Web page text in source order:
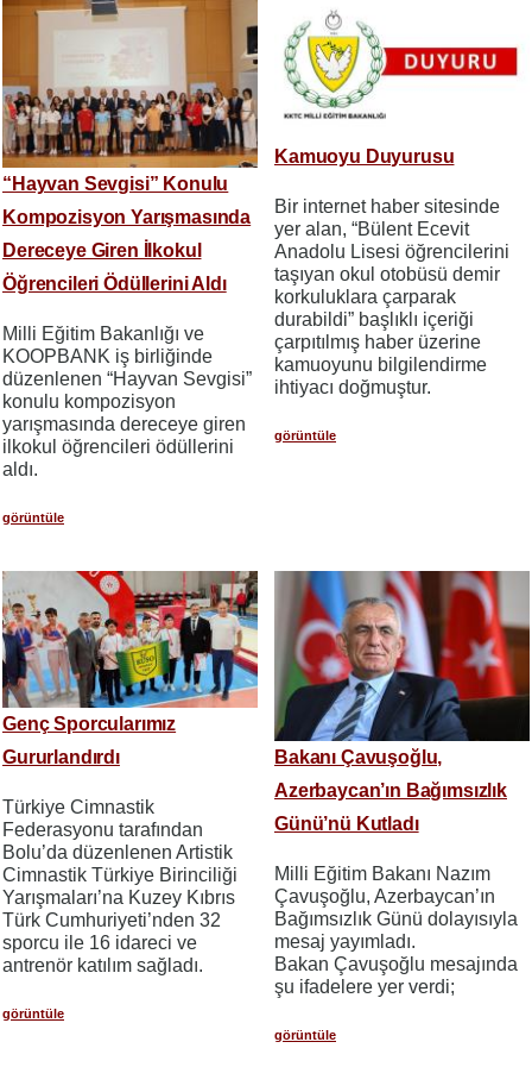
“Hayvan Sevgisi” Konulu
Kompozisyon Yarışmasında
Dereceye Giren İlkokul
Öğrencileri Ödüllerini Aldı
Milli Eğitim Bakanlığı ve
KOOPBANK iş birliğinde
düzenlenen “Hayvan Sevgisi”
konulu kompozisyon
yarışmasında dereceye giren
ilkokul öğrencileri ödüllerini
aldı.
görüntüle
Kamuoyu Duyurusu
Bir internet haber sitesinde
yer alan, “Bülent Ecevit
Anadolu Lisesi öğrencilerini
taşıyan okul otobüsü demir
korkuluklara çarparak
durabildi” başlıklı içeriği
çarpıtılmış haber üzerine
kamuoyunu bilgilendirme
ihtiyacı doğmuştur.
görüntüle
Genç Sporcularımız
Gururlandırdı
Türkiye Cimnastik
Federasyonu tarafından
Bolu’da düzenlenen Artistik
Cimnastik Türkiye Birinciliği
Yarışmaları’na Kuzey Kıbrıs
Türk Cumhuriyeti’nden 32
sporcu ile 16 idareci ve
antrenör katılım sağladı.
görüntüle
Bakanı Çavuşoğlu,
Azerbaycan’ın Bağımsızlık
Günü’nü Kutladı
Milli Eğitim Bakanı Nazım
Çavuşoğlu, Azerbaycan’ın
Bağımsızlık Günü dolayısıyla
mesaj yayımladı.
Bakan Çavuşoğlu mesajında
şu ifadelere yer verdi;
görüntüle